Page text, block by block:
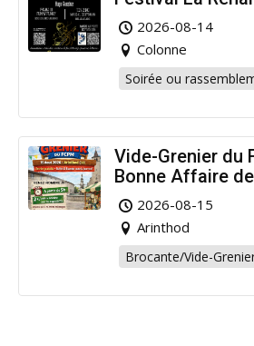
2026-08-14
Colonne
Soirée ou
Vide-Grenier du
Bonne Affaire de
Arinthod !
2026-08-15
Arinthod
Brocante/Vide-